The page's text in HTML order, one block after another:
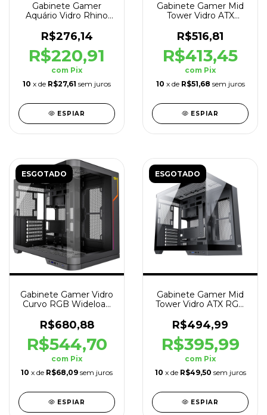
Gabinete Gamer
Aquário Vidro Rhino
RGB
R$276,14
R$220,91
com Pix
10 x de R$27,61 sem juros
ESPIAR
Gabinete Gamer Mid
Tower Vidro ATX
R$516,81
R$413,45
com Pix
10 x de R$51,68 sem juros
ESPIAR
ESGOTADO
Gabinete Gamer Vidro
Curvo RGB Wideload
R$680,88
R$544,70
com Pix
10 x de R$68,09 sem juros
ESPIAR
ESGOTADO
Gabinete Gamer Mid
Tower Vidro ATX RGB
R$494,99
R$395,99
com Pix
10 x de R$49,50 sem juros
ESPIAR